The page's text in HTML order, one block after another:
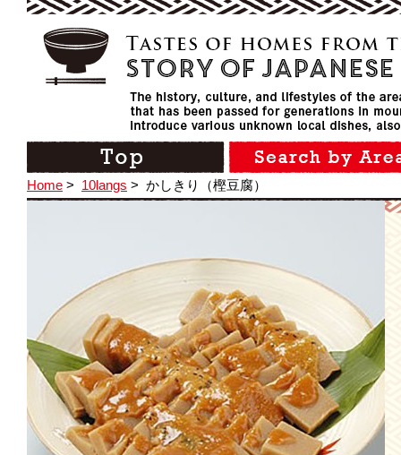
Home > 10langs > かしきり（樫豆腐）